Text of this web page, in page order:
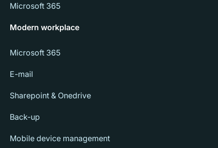
Microsoft 365
Modern workplace
Microsoft 365
E-mail
Sharepoint & Onedrive
Back-up
Mobile device management